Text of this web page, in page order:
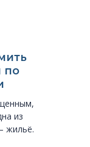
по
из
жильё.